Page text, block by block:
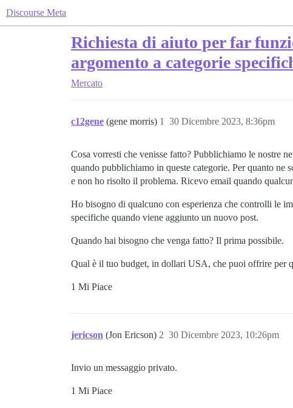
Discourse Meta
Richiesta di aiuto per far
argomento a categorie
Mercato
c12gene (gene morris) 30 Dicembre 2023, 8:36pm
1
Cosa vorresti che venisse fatto? Pubblichiamo le nostre
quando pubblichiamo in queste categorie. Per quanto ne
e non ho risolto il problema. Ricevo email quando
Ho bisogno di qualcuno con esperienza che controlli le
specifiche quando viene aggiunto un nuovo post.
Quando hai bisogno che venga fatto? Il prima possibile.
Qual è il tuo budget, in dollari USA, che puoi offrire per
1 Mi Piace
jericson (Jon Ericson) 30 Dicembre 2023, 10:26pm
2
Invio un messaggio privato.
1 Mi Piace